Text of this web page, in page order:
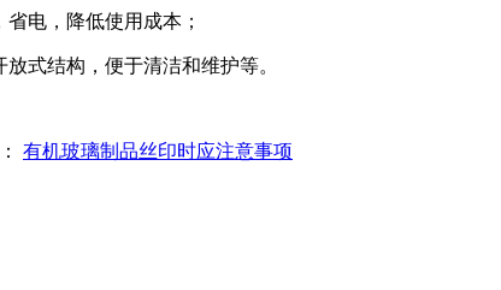
电，降低使用成本；
式结构，便于清洁和维护等。
有机玻璃制品丝印时应注意事项